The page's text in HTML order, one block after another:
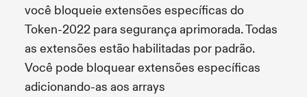
você bloqueie extensões específicas do
Token-2022 para segurança aprimorada. Todas
as extensões estão habilitadas por padrão.
Você pode bloquear extensões específicas
adicionando-as aos arrays